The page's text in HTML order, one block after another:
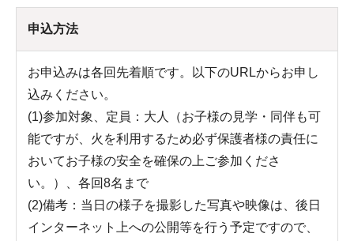
申込方法
お申込みは各回先着順です。以下のURLからお申し
込みください。
(1)参加対象、定員：大人（お子様の見学・同伴も可
能ですが、火を利用するため必ず保護者様の責任に
おいてお子様の安全を確保の上ご参加くださ
い。）、各回8名まで
(2)備考：当日の様子を撮影した写真や映像は、後日
インターネット上への公開等を行う予定ですので、